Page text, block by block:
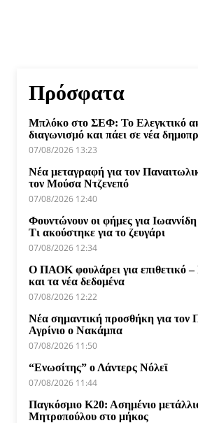
Πρόσφατα
Μπλόκο στο ΣΕΦ: Το Ελεγκτικό
διαγωνισμό και πάει σε νέα
07/08/2026 13:23
Νέα μεταγραφή για τον
τον Μούσα Ντζενεπό
07/08/2026 12:40
Φουντώνουν οι φήμες για
Τι ακούστηκε για το ζευγάρι
07/08/2026 12:34
Ο ΠΑΟΚ φουλάρει για επιθετικό
και τα νέα δεδομένα
07/08/2026 12:22
Νέα σημαντική προσθήκη για τον
Αγρίνιο ο Νακάμπα
07/08/2026 11:50
“Ενωσίτης” ο Λάντερς Νόλεϊ
07/08/2026 11:44
Παγκόσμιο Κ20: Ασημένιο
Μητροπούλου στο μήκος